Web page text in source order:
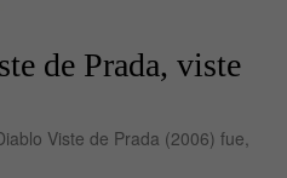
de Prada, viste
Viste de Prada (2006) fue,